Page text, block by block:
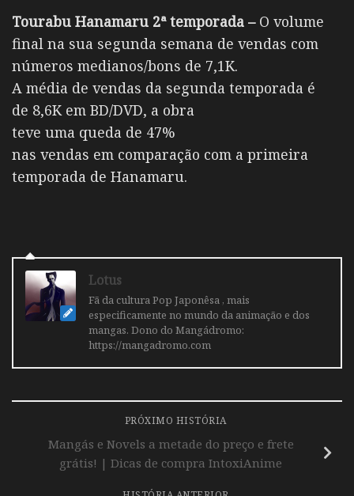
Tourabu Hanamaru 2ª temporada – O volume
final na sua segunda semana de vendas com
números medianos/bons de 7,1K.
A média de vendas da segunda temporada é
de 8,6K em BD/DVD, a obra
teve uma queda de 47%
nas vendas em comparação com a primeira
temporada de Hanamaru.
Lotus
Fã da cultura Pop Japonêsa , mais
especificamente no mundo da animação e dos
mangas. Dono do Mangádromo:
https://mangadromo.com
PRÓXIMO HISTÓRIA
Mangás e Novels a metade do preço e frete
grátis! | Dicas de compra IntoxiAnime